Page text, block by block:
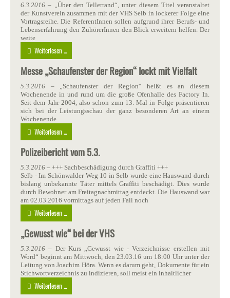
6.3.2016 – „Über den Tellerrand“, unter diesem Titel veranstaltet
der Kunstverein zusammen mit der VHS Selb in lockerer Folge eine
Vortragsreihe. Die ReferentInnen sollen aufgrund ihrer Berufs- und
Lebenserfahrung den ZuhörerInnen den Blick erweitern helfen. Der
weite
Weiterlesen ...
Messe „Schaufenster der Region“ lockt mit Vielfalt
5.3.2016 – „Schaufenster der Region“ heißt es an diesem
Wochenende in und rund um die große Ofenhalle des Factory In.
Seit dem Jahr 2004, also schon zum 13. Mal in Folge präsentieren
sich bei der Leistungsschau der ganz besonderen Art an einem
Wochenende
Weiterlesen ...
Polizeibericht vom 5.3.
5.3.2016 – +++ Sachbeschädigung durch Graffiti +++
Selb - Im Schönwalder Weg 10 in Selb wurde eine Hauswand durch
bislang unbekannte Täter mittels Graffiti beschädigt. Dies wurde
durch Bewohner am Freitagnachmittag entdeckt. Die Hauswand war
am 02.03.2016 vormittags auf jeden Fall noch
Weiterlesen ...
„Gewusst wie“ bei der VHS
5.3.2016 – Der Kurs „Gewusst wie - Verzeichnisse erstellen mit
Word“ beginnt am Mittwoch, den 23.03.16 um 18:00 Uhr unter der
Leitung von Joachim Höra. Wenn es darum geht, Dokumente für ein
Stichwortverzeichnis zu indizieren, soll meist ein inhaltlicher
Weiterlesen ...